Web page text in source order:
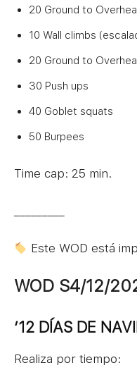
20 Ground to
10 Wall climbs
20 Ground to
30 Push ups
40 Goblet squats
50 Burpees
Time cap: 25 min.
Este WOD está
WOD S4/12/
’12 DÍAS DE
Realiza por tiempo: